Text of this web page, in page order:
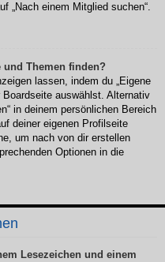
„Nach einem Mitglied suchen“.
und Themen finden?
lassen, indem du „Eigene
auswählst. Alternativ
in deinem persönlichen Bereich
deiner eigenen Profilseite
um nach von dir erstellen
Optionen in die
Lesezeichen und einem